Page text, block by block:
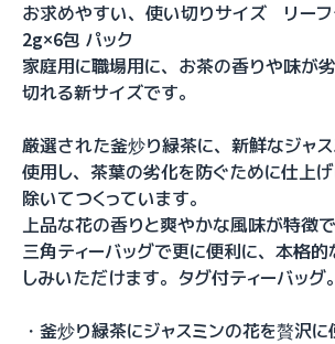
お求めやすい、使い切りサイズ リー
2g×6包 パック
家庭用に職場用に、お茶の香りや味が
切れる新サイズです。
厳選された釜炒り緑茶に、新鮮なジャ
使用し、茶葉の劣化を防ぐために仕上
除いてつくっています。
上品な花の香りと爽やかな風味が特徴で
三角ティーバッグで更に便利に、本格
しみいただけます。タグ付ティーバッグ。
・釜炒り緑茶にジャスミンの花を贅沢に